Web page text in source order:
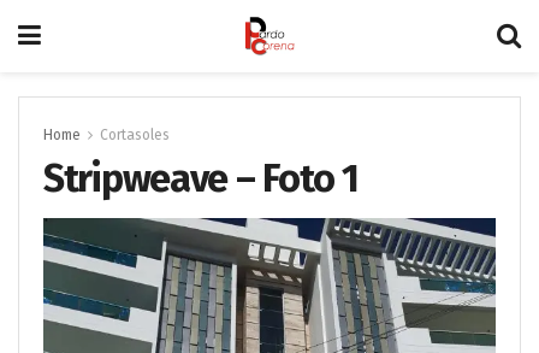
Home Cortasoles
Stripweave – Foto 1